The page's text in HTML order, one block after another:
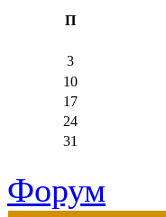
П
3
10
17
24
31
Форум